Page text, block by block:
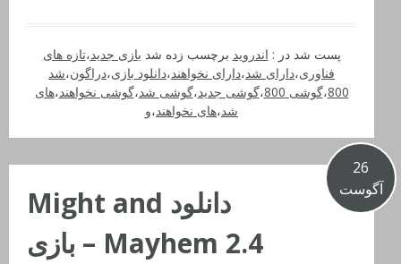
پست شد در : اندروید برچسب زده شد بازی جدید،تازه های
فناوری،دارای شد،دارای نخواهند،دانلود بازی،دراگون،شد
800،گوشی 800 ،گوشی جدید،گوشی شد،گوشی نخواهند،های
شد،های نخواهند،و
26
آگوست
دانلود Might and
Mayhem 2.4 – بازی